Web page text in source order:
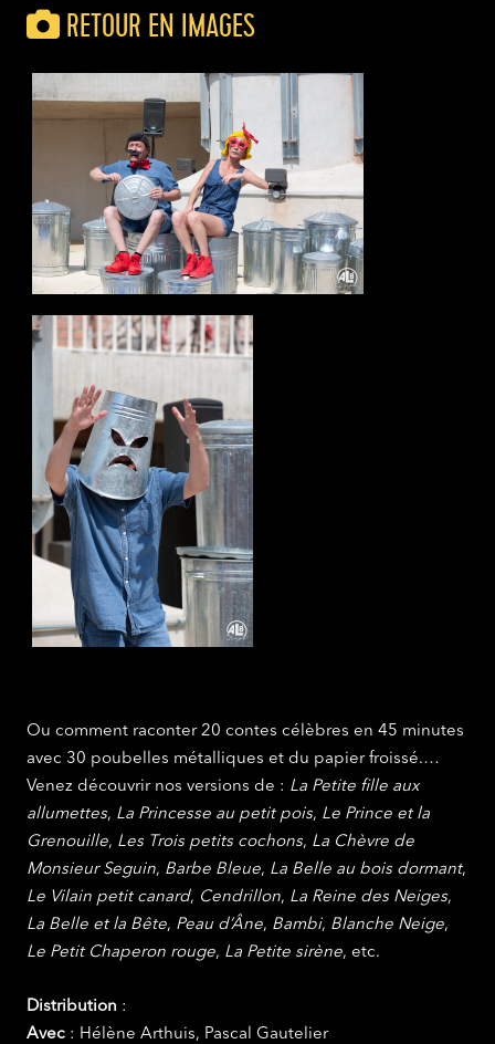
RETOUR EN IMAGES
Ou comment raconter 20 contes célèbres en 45 minutes
avec 30 poubelles métalliques et du papier froissé.…
Venez découvrir nos versions de : La Petite fille aux
allumettes, La Princesse au petit pois, Le Prince et la
Grenouille, Les Trois petits cochons, La Chèvre de
Monsieur Seguin, Barbe Bleue, La Belle au bois dormant,
Le Vilain petit canard, Cendrillon, La Reine des Neiges,
La Belle et la Bête, Peau d’Âne, Bambi, Blanche Neige,
Le Petit Chaperon rouge, La Petite sirène, etc.
Distribution :
Avec : Hélène Arthuis, Pascal Gautelier